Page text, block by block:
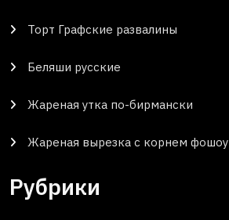
Торт Графские развалины
Беляши русские
Жареная утка по-бирмански
Жареная вырезка с корнем фошоу
Рубрики